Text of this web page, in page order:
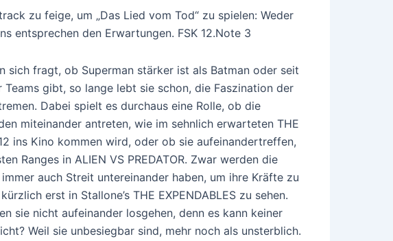
zu feige, um „Das Lied vom Tod“ zu spielen: Weder
entsprechen den Erwartungen. FSK 12.Note 3
sich fragt, ob Superman stärker ist als Batman oder seit
gibt, so lange lebt sie schon, die Faszination der
Dabei spielt es durchaus eine Rolle, ob die
miteinander antreten, wie im sehnlich erwarteten THE
ins Kino kommen wird, oder ob sie aufeinandertreffen,
Ranges in ALIEN VS PREDATOR. Zwar werden die
auch Streit untereinander haben, um ihre Kräfte zu
erst in Stallone’s THE EXPENDABLES zu sehen.
sie nicht aufeinander losgehen, denn es kann keiner
Weil sie unbesiegbar sind, mehr noch als unsterblich.